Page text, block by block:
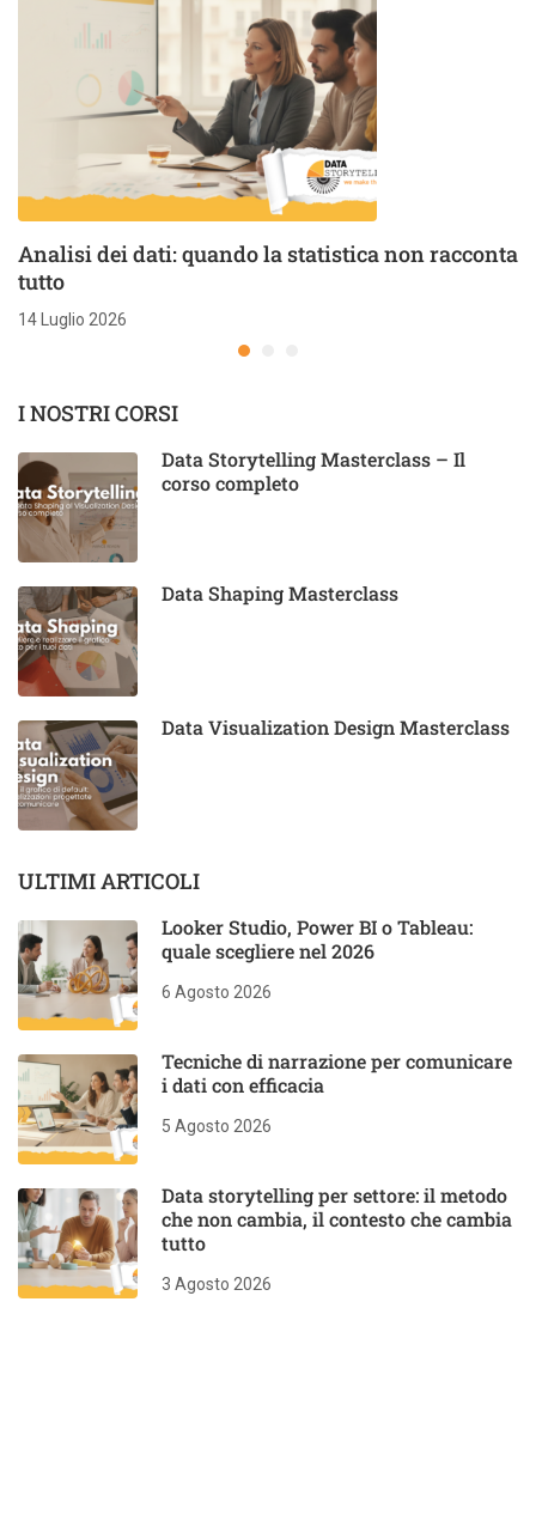
Analisi dei dati: quando la statistica non racconta
tutto
14 Luglio 2026
I NOSTRI CORSI
Data Storytelling Masterclass – Il
corso completo
Data Shaping Masterclass
Data Visualization Design Masterclass
ULTIMI ARTICOLI
Looker Studio, Power BI o Tableau:
quale scegliere nel 2026
6 Agosto 2026
Tecniche di narrazione per comunicare
i dati con efficacia
5 Agosto 2026
Data storytelling per settore: il metodo
che non cambia, il contesto che cambia
tutto
3 Agosto 2026